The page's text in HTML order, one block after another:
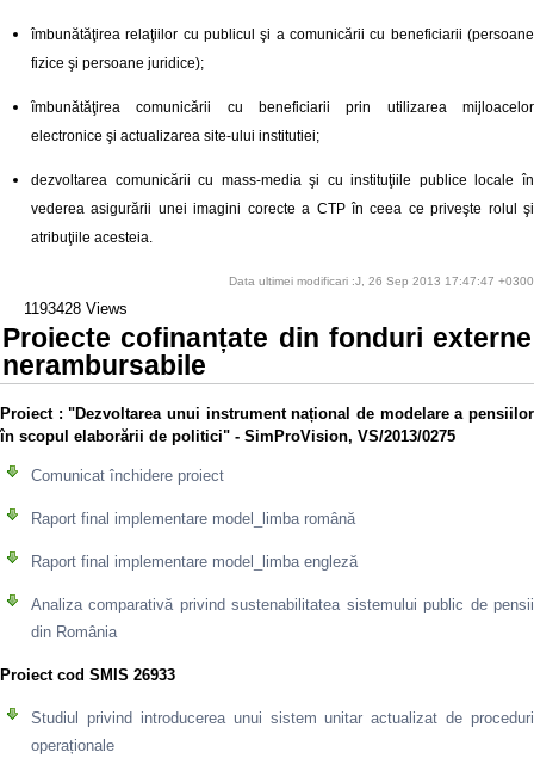
îmbunătăţirea relaţiilor cu publicul şi a comunicării cu beneficiarii (persoane
fizice şi persoane juridice);
îmbunătăţirea comunicării cu beneficiarii prin utilizarea mijloacelor
electronice şi actualizarea site-ului institutiei;
dezvoltarea comunicării cu mass-media şi cu instituţiile publice locale în
vederea asigurării unei imagini corecte a CTP în ceea ce priveşte rolul şi
atribuţiile acesteia.
Data ultimei modificari :J, 26 Sep 2013 17:47:47 +0300
1193428 Views
Proiecte cofinanțate din fonduri externe
nerambursabile
Proiect : "Dezvoltarea unui instrument național de modelare a pensiilor
în scopul elaborării de politici" - SimProVision, VS/2013/0275
Comunicat închidere proiect
Raport final implementare model_limba română
Raport final implementare model_limba engleză
Analiza comparativă privind sustenabilitatea sistemului public de pensii
din România
Proiect cod SMIS 26933
Studiul privind introducerea unui sistem unitar actualizat de proceduri
operaționale